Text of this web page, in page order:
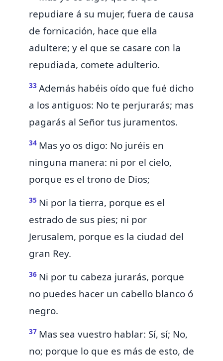
repudiare á su mujer, fuera de causa
de fornicación, hace que ella
adultere; y el que se casare con la
repudiada, comete adulterio.
33 Además habéis oído que fué dicho
a los antiguos: No te perjurarás; mas
pagarás al Señor tus juramentos.
34 Mas yo os digo: No juréis en
ninguna manera: ni por el cielo,
porque es el trono de Dios;
35 Ni por la tierra, porque es el
estrado de sus pies; ni por
Jerusalem, porque es la ciudad del
gran Rey.
36 Ni por tu cabeza jurarás, porque
no puedes hacer un cabello blanco ó
negro.
37 Mas sea vuestro hablar: Sí, sí; No,
no; porque lo que es más de esto, de